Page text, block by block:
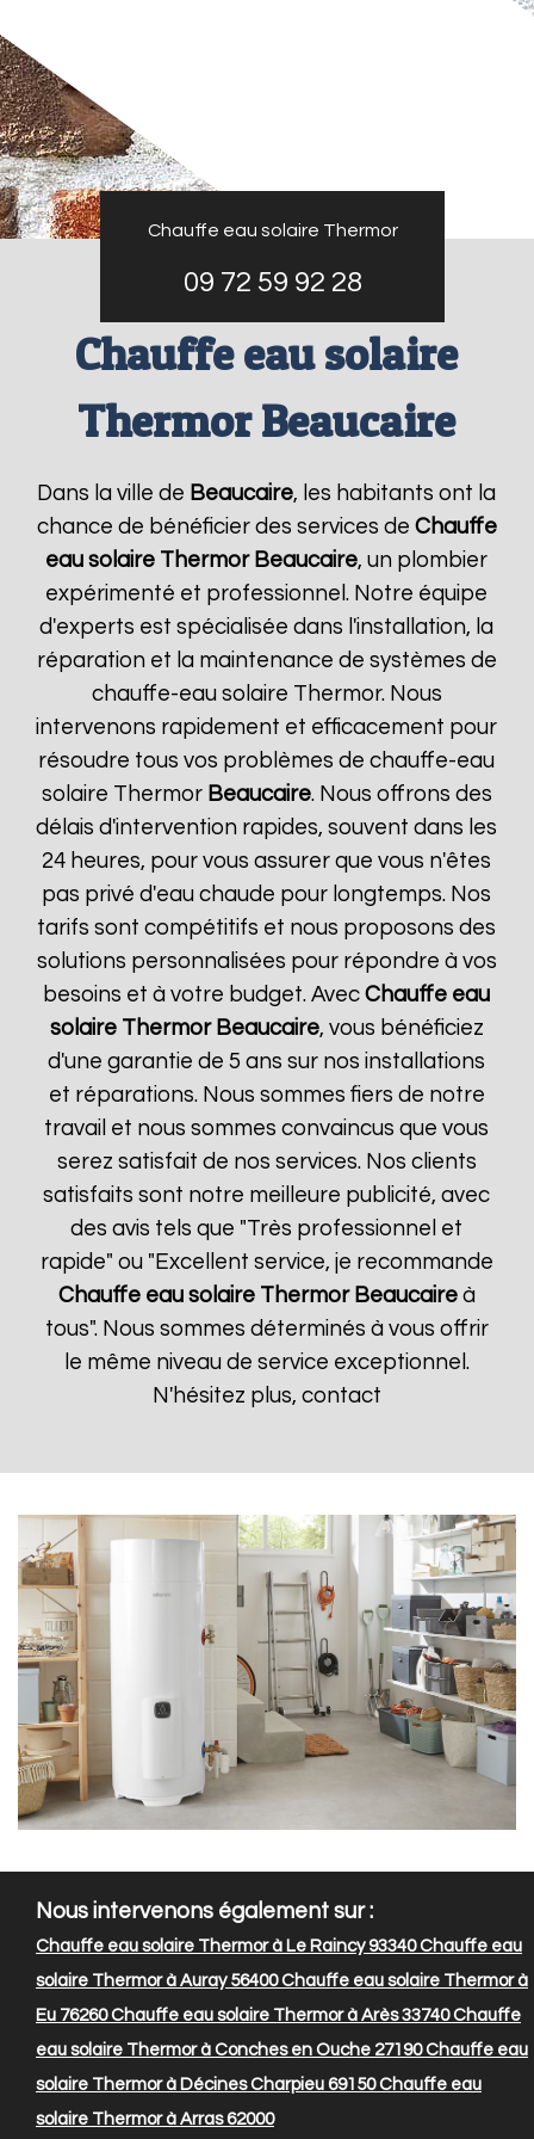
Chauffe eau solaire Thermor
09 72 59 92 28
Chauffe eau solaire
Thermor Beaucaire
Dans la ville de Beaucaire, les habitants ont la
chance de bénéficier des services de Chauffe
eau solaire Thermor Beaucaire, un plombier
expérimenté et professionnel. Notre équipe
d'experts est spécialisée dans l'installation, la
réparation et la maintenance de systèmes de
chauffe-eau solaire Thermor. Nous
intervenons rapidement et efficacement pour
résoudre tous vos problèmes de chauffe-eau
solaire Thermor Beaucaire. Nous offrons des
délais d'intervention rapides, souvent dans les
24 heures, pour vous assurer que vous n'êtes
pas privé d'eau chaude pour longtemps. Nos
tarifs sont compétitifs et nous proposons des
solutions personnalisées pour répondre à vos
besoins et à votre budget. AvecChauffe eau
solaire Thermor Beaucaire, vous bénéficiez
d'une garantie de 5 ans sur nos installations
et réparations. Nous sommes fiers de notre
travail et nous sommes convaincus que vous
serez satisfait de nos services. Nos clients
satisfaits sont notre meilleure publicité, avec
des avis tels que "Très professionnel et
rapide" ou "Excellent service, je recommande
Chauffe eau solaire Thermor Beaucaireà
tous". Nous sommes déterminés à vous offrir
le même niveau de service exceptionnel.
N'hésitez plus, contact
Nous intervenons également sur :
Chauffe eau solaire Thermor à Le Raincy 93340Chauffe eau
solaire Thermor à Auray 56400Chauffe eau solaire Thermor à
Eu 76260Chauffe eau solaire Thermor à Arès 33740Chauffe
eau solaire Thermor à Conches en Ouche 27190Chauffe eau
solaire Thermor à Décines Charpieu 69150Chauffe eau
solaire Thermor à Arras 62000